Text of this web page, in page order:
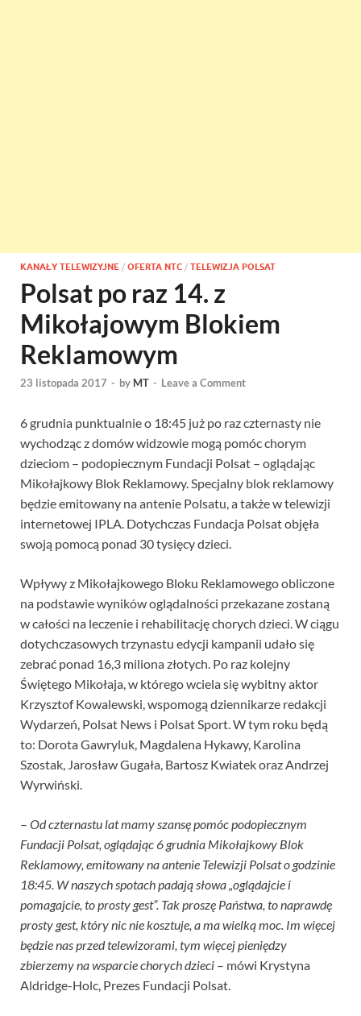
KANAŁY TELEWIZYJNE / OFERTA NTC / TELEWIZJA POLSAT
Polsat po raz 14. z
Mikołajowym Blokiem
Reklamowym
23 listopada 2017 - by MT - Leave a Comment
6 grudnia punktualnie o 18:45 już po raz czternasty nie
wychodząc z domów widzowie mogą pomóc chorym
dzieciom – podopiecznym Fundacji Polsat – oglądając
Mikołajkowy Blok Reklamowy. Specjalny blok reklamowy
będzie emitowany na antenie Polsatu, a także w telewizji
internetowej IPLA. Dotychczas Fundacja Polsat objęła
swoją pomocą ponad 30 tysięcy dzieci.
Wpływy z Mikołajkowego Bloku Reklamowego obliczone
na podstawie wyników oglądalności przekazane zostaną
w całości na leczenie i rehabilitację chorych dzieci. W ciągu
dotychczasowych trzynastu edycji kampanii udało się
zebrać ponad 16,3 miliona złotych. Po raz kolejny
Świętego Mikołaja, w którego wciela się wybitny aktor
Krzysztof Kowalewski, wspomogą dziennikarze redakcji
Wydarzeń, Polsat News i Polsat Sport. W tym roku będą
to: Dorota Gawryluk, Magdalena Hykawy, Karolina
Szostak, Jarosław Gugała, Bartosz Kwiatek oraz Andrzej
Wyrwiński.
– Od czternastu lat mamy szansę pomóc podopiecznym
Fundacji Polsat, oglądając 6 grudnia Mikołajkowy Blok
Reklamowy, emitowany na antenie Telewizji Polsat o godzinie
18:45. W naszych spotach padają słowa „oglądajcie i
pomagajcie, to prosty gest”. Tak proszę Państwa, to naprawdę
prosty gest, który nic nie kosztuje, a ma wielką moc. Im więcej
będzie nas przed telewizorami, tym więcej pieniędzy
zbierzemy na wsparcie chorych dzieci – mówi Krystyna
Aldridge-Holc, Prezes Fundacji Polsat.